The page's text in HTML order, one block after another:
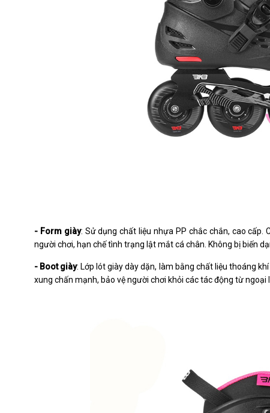
- Form giày: Sử dụng chất liệu nhựa PP chắc chắn, cao
người chơi, hạn chế tình trạng lật mắt cá chân. Không bị biến
- Boot giày: Lớp lót giày dày dặn, làm bằng chất liệu thoáng
xung chấn mạnh, bảo vệ người chơi khỏi các tác động từ